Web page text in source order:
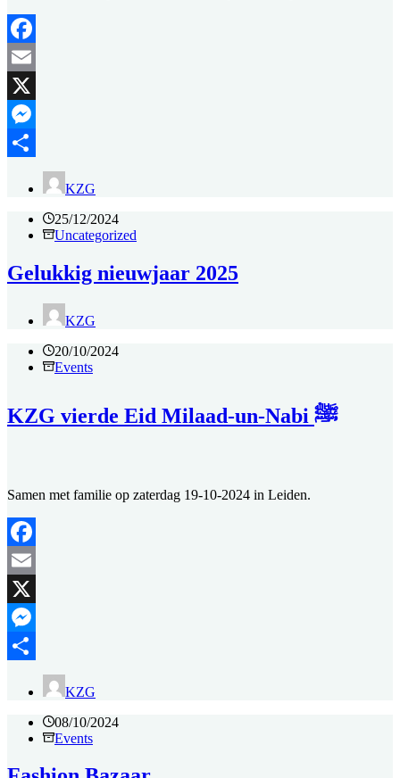
Facebook
Email
X
Messenger
KZG
25/12/2024
Uncategorized
Gelukkig nieuwjaar 2025
KZG
20/10/2024
Events
KZG vierde Eid Milaad-un-Nabi ﷺ
Samen met familie op zaterdag 19-10-2024 in Leiden.
Facebook
Email
X
Messenger
KZG
08/10/2024
Events